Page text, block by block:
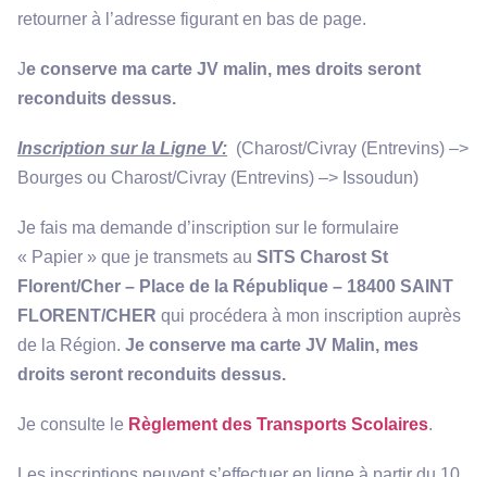
retourner à l’adresse figurant en bas de page.
Je conserve ma carte JV malin, mes droits seront
reconduits dessus.
Inscription sur la Ligne V: (Charost/Civray (Entrevins) –>
Bourges ou Charost/Civray (Entrevins) –> Issoudun)
Je fais ma demande d’inscription sur le formulaire
« Papier » que je transmets au SITS Charost St
Florent/Cher – Place de la République – 18400 SAINT
FLORENT/CHER qui procédera à mon inscription auprès
de la Région. Je conserve ma carte JV Malin, mes
droits seront reconduits dessus.
Je consulte le Règlement des Transports Scolaires.